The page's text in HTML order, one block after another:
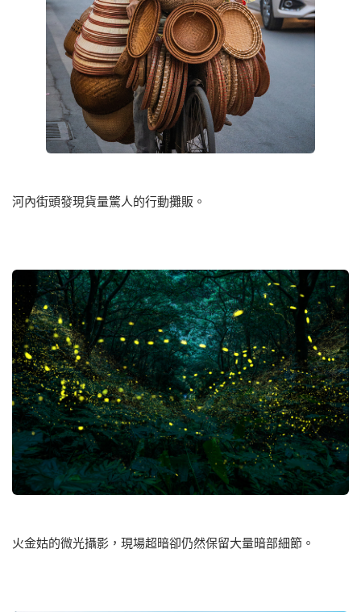
河內街頭發現貨量驚人的行動攤販。
火金姑的微光攝影，現場超暗卻仍然保留大量暗部細節。